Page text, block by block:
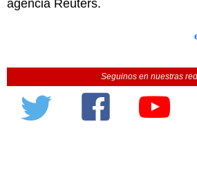
agencia Reuters.
Seguinos en nuestras